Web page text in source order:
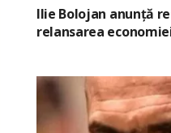
Ilie Bolojan anunță
relansarea